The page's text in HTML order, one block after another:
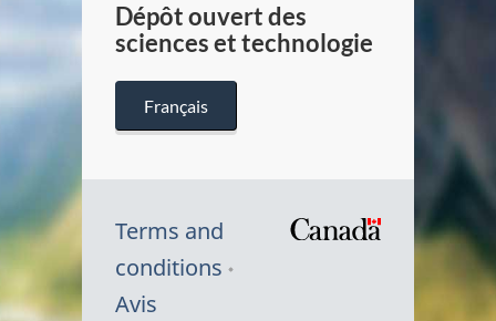
Dépôt ouvert des
sciences et technologie
Français
Terms and
conditions
Avis